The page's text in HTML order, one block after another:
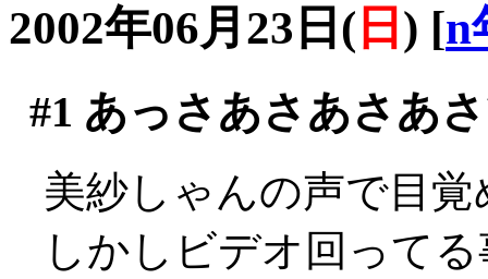
2002年06月23日( 日 ) [n
#1 あっさあさあさあ
美紗しゃんの声で目
しかしビデオ回って